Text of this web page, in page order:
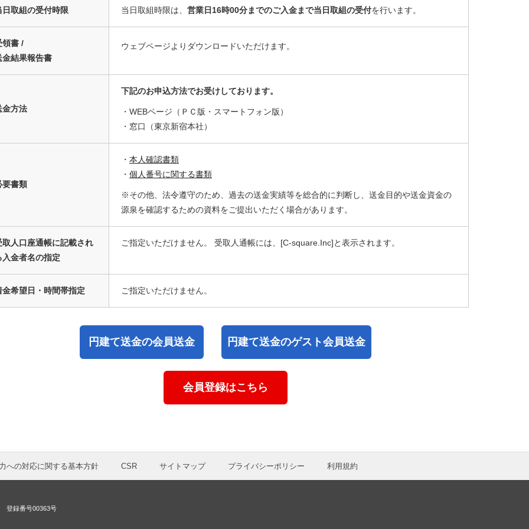
日取組の受付時限 当日取組時限は、 営業日16時00分までのご入金まで当日取組の受付を行います。
領書 /
金結果報告書
ウェブページよりダウンロードいただけます。
金方法
下記のお申込方法でお受けしております。
・WEBページ（ＰＣ版・スマートフォン版）
・窓口（東京新宿本社）
要書類
・ 本人確認書類
・ 個人番号に関する書類
※その他、法令遵守のため、過去の送金実績等を総合的に判断し、送金目的や送金資金の
源泉を確認するための資料をご提出いただく場合があります。
取人口座通帳に記載され
入金者名の指定
ご指定いただけません。 受取人通帳には、[C-square.Inc]と表示されます。
金希望日・時間帯指定 ご指定いただけません。
円建て送金の会員送金 円建て送金のゲスト会員送金
会員登録はこちら
への対応に関する基本方針 CSR サイトマップ プライバシーポリシー 利用規約
登録番号00363号